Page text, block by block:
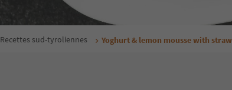
Recettes sud-tyroliennes Yoghurt & lemon mousse with